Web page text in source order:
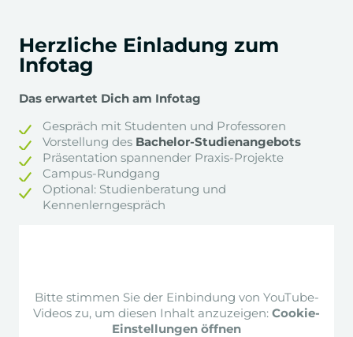
Corporate Resonsibility
Intercultural Business & Science
Communication
Global Economics & Politics
Praktikum
Herzliche Einladung zum
Infotag
Das erwartet Dich am Infotag
Gespräch mit Studenten und Professoren
Vorstellung des Bachelor-Studienangebots
Präsentation spannender Praxis-Projekte
Campus-Rundgang
Optional: Studienberatung und
Kennenlerngespräch
Bitte stimmen Sie der Einbindung von YouTube-
Videos zu, um diesen Inhalt anzuzeigen: Cookie-
Einstellungen öffnen